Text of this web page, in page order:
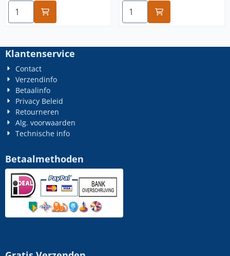
Aantal kiezen voor 3/8-24 x 1 1/4 10.9Aantal kiezen voor 3/8-24 x
Klantenservice
Contact
Verzendinfo
Betaalinfo
Privacy Beleid
Retourneren
Alg. voorwaarden
Technische info
Betaalmethoden